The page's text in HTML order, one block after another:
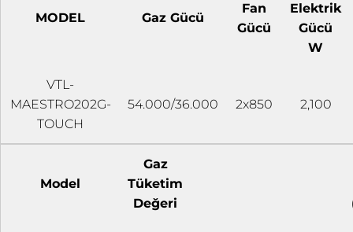
MODEL Gaz Gücü
Fan
Gücü
Elektrik
Gücü
W
VTL-
MAESTRO202G-
TOUCH
54.000/36.000 2x850 2,100
Model
Gaz
Tüketim
Değeri